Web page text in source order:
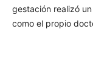
gestación realizó
como el propio